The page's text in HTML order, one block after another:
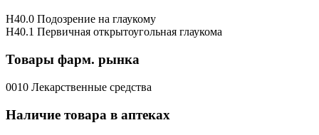
H40.0 Подозрение на глаукому
H40.1 Первичная открытоугольная глаукома
Товары фарм. рынка
0010 Лекарственные средства
Наличие товара в аптеках